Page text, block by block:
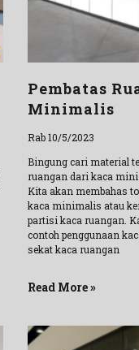
Pembatas
Minimalis
Rab 10/5/2023
Bingung cari material
ruangan dari kaca
Kita akan membahas
kaca minimalis atau
partisi kaca ruangan.
contoh penggunaan
sekat kaca ruangan
Read More »